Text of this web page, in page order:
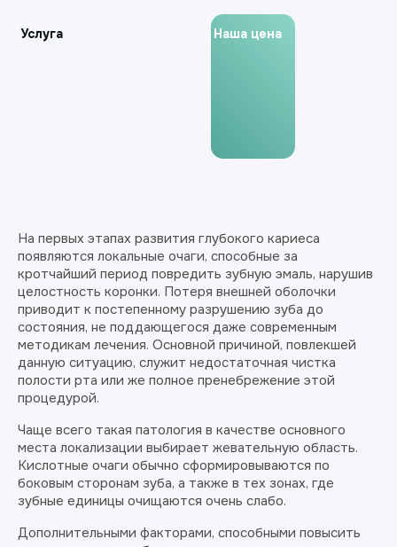
Услуга Наша цена
На первых этапах развития глубокого кариеса
появляются локальные очаги, способные за
кротчайший период повредить зубную эмаль, нарушив
целостность коронки. Потеря внешней оболочки
приводит к постепенному разрушению зуба до
состояния, не поддающегося даже современным
методикам лечения. Основной причиной, повлекшей
данную ситуацию, служит недостаточная чистка
полости рта или же полное пренебрежение этой
процедурой.
Чаще всего такая патология в качестве основного
места локализации выбирает жевательную область.
Кислотные очаги обычно сформировываются по
боковым сторонам зуба, а также в тех зонах, где
зубные единицы очищаются очень слабо.
Дополнительными факторами, способными повысить